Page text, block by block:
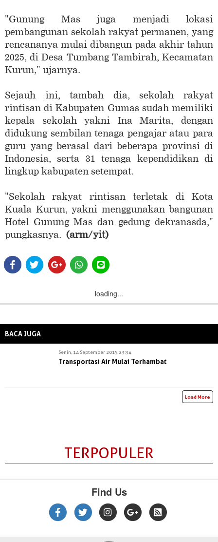
"Gunung Mas juga menjadi lokasi
pembangunan sekolah rakyat permanen, yang
rencananya mulai dibangun pada akhir tahun
2025, di Desa Tumbang Tambirah, Kecamatan
Kurun," ujarnya.
Sejauh ini, tambah dia, sekolah rakyat
rintisan di Kabupaten Gumas sudah memiliki
kepala sekolah yakni Ina Marita, dengan
didukung sembilan tenaga pengajar atau para
guru yang berasal dari beberapa provinsi di
Indonesia, serta 31 tenaga kependidikan di
lingkup kabupaten setempat.
"Sekolah rakyat rintisan terletak di Kota
Kuala Kurun, yakni menggunakan bangunan
Hotel Gunung Mas dan gedung dekranasda,"
pungkasnya. (arm/yit)
loading...
BACA JUGA
Senin, 14 September 2015 23:34
Transportasi Air Mulai Terhambat
Load More
TERPOPULER
Find Us